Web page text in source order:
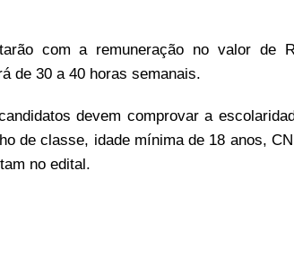
com a remuneração no valor de
de 30 a 40 horas semanais.
devem comprovar a
de classe, idade mínima de 18 anos,
no edital.